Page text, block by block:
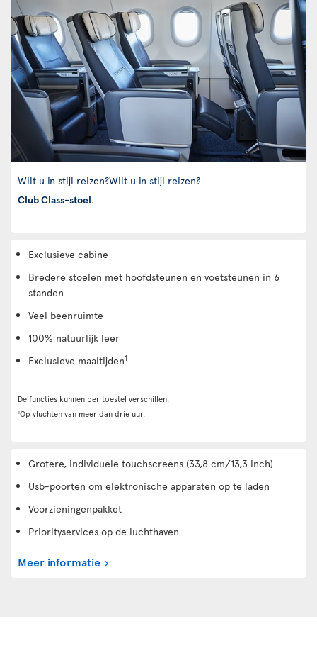
Wilt u in stijl reizen?Wilt u in stijl reizen?
Club Class-stoel.
Exclusieve cabine
Bredere stoelen met hoofdsteunen en voetsteunen in 6
standen
Veel beenruimte
100% natuurlijk leer
Exclusieve maaltijden1
De functies kunnen per toestel verschillen.
1Op vluchten van meer dan drie uur.
Grotere, individuele touchscreens (33,8 cm/13,3 inch)
Usb-poorten om elektronische apparaten op te laden
Voorzieningenpakket
Priorityservices op de luchthaven
Meer informatie